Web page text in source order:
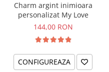
Charm argint inimioara
personalizat My Love
144,00 RON
CONFIGUREAZA